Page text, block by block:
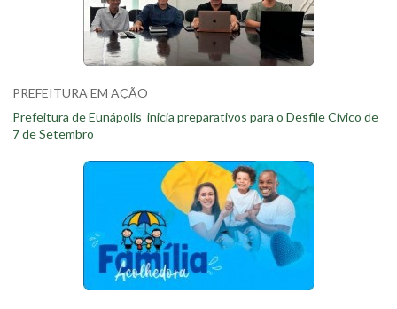
PREFEITURA EM AÇÃO
Prefeitura de Eunápolis inicia preparativos para o Desfile Cívico de
7 de Setembro